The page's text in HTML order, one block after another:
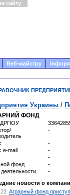
сайту
Веб-майстру
Украины /
ФОНД
-
-
e-mail
-
-
фонд
-
-
новости о
Аграрный фонд